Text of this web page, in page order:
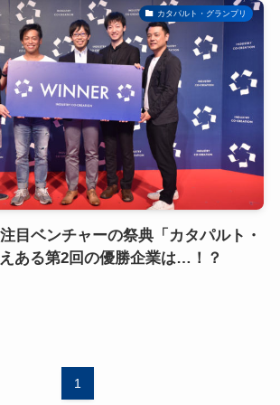
カタパルト・グランプリ
目ベンチャーの祭典「カタパルト・
ある第2回の優勝企業は…！？
1